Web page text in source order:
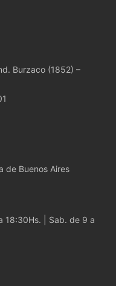
Burzaco (1852) –
de Buenos Aires
18:30Hs. | Sab. de 9 a